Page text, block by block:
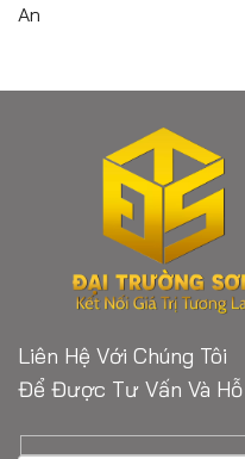
An
Liên Hệ Với Chúng Tôi
Để Được Tư Vấn Và